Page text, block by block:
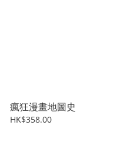
瘋狂漫畫地圖史
HK$358.00